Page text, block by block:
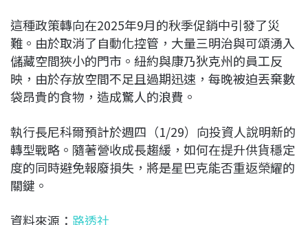
這種政策轉向在2025年9月的秋季促銷中引發了災
難。由於取消了自動化控管，大量三明治與可頌湧入
儲藏空間狹小的門市。紐約與康乃狄克州的員工反
映，由於存放空間不足且過期迅速，每晚被迫丟棄數
袋昂貴的食物，造成驚人的浪費。
執行長尼科爾預計於週四（1/29）向投資人說明新的
轉型戰略。隨著營收成長趨緩，如何在提升供貨穩定
度的同時避免報廢損失，將是星巴克能否重返榮耀的
關鍵。
資料來源： 路透社